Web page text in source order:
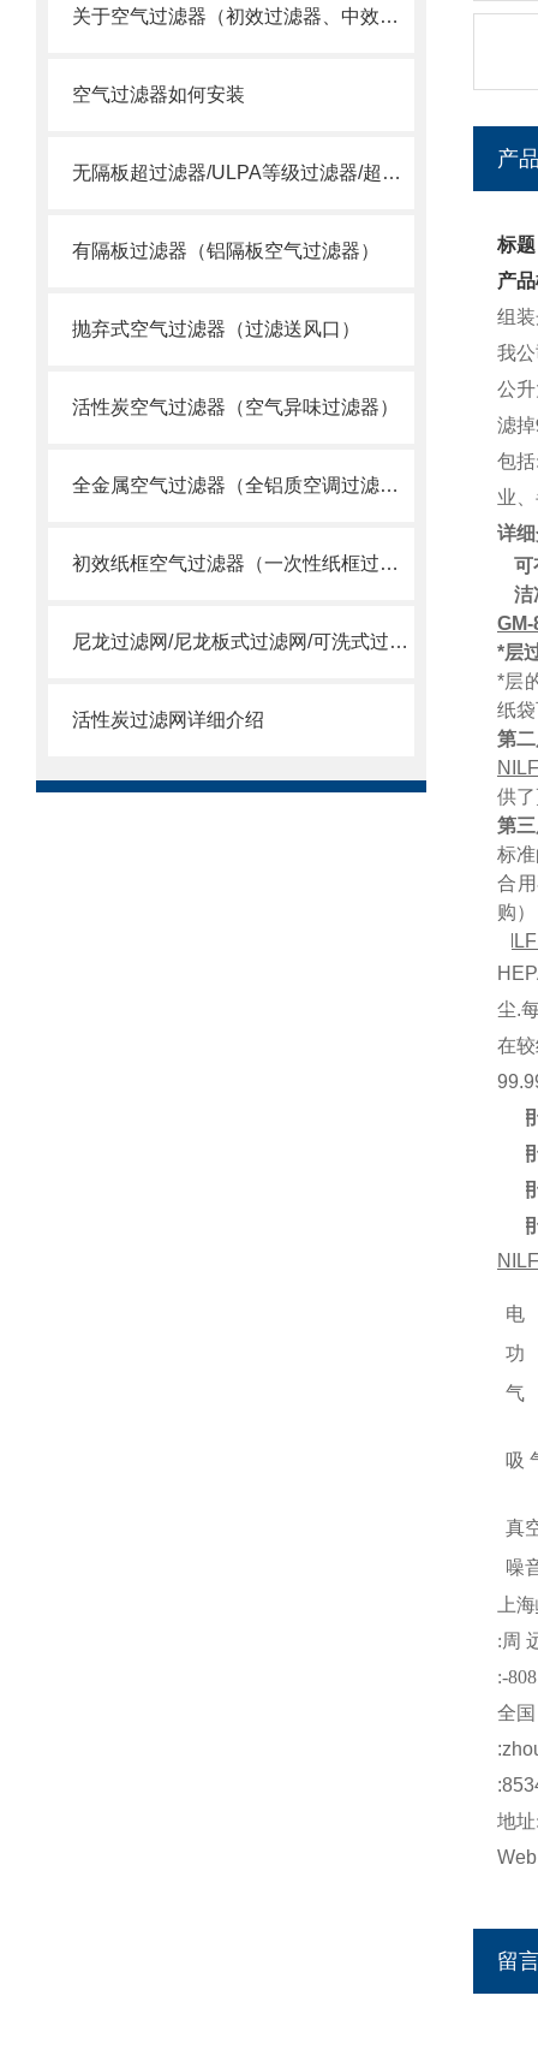
关于空气过滤器（初效过滤器、中效过滤器、空气过滤器）选用
空气过滤器如何安装
无隔板超过滤器/ULPA等级过滤器/超空气过滤器
有隔板过滤器（铝隔板空气过滤器）
抛弃式空气过滤器（过滤送风口）
活性炭空气过滤器（空气异味过滤器）
全金属空气过滤器（全铝质空调过滤网）
初效纸框空气过滤器（一次性纸框过滤网）
尼龙过滤网/尼龙板式过滤网/可洗式过滤网
活性炭过滤网详细介绍
产
标
产
组
我
公
滤掉
包括
业
详
可
洁
GM-
*层
*层
纸
第
供
第
标
合
尘.
在
电
功
气
吸
真
噪
上海
:周
:-808
全
:
地址
留